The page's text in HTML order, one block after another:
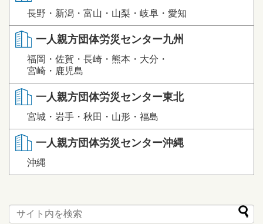
長野・新潟・富山・山梨・岐阜・愛知
一人親方団体労災センター九州
福岡・佐賀・長崎・熊本・大分・
宮崎・鹿児島
一人親方団体労災センター東北
宮城・岩手・秋田・山形・福島
一人親方団体労災センター沖縄
沖縄